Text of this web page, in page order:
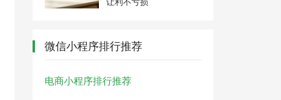
微信小程序排行推荐
电商小程序排行推荐